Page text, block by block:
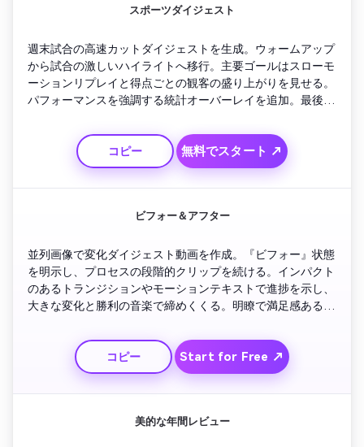
スポーツダイジェスト
週末試合の高速カットダイジェストを生成。ウォームアップ
から試合の激しいハイライトへ移行。主要ゴールはスローモ
ーションリプレイと得点ごとの観客の盛り上がりを見せる。
パフォーマンスを強調する統計オーバーレイを追加。最後は
コピー
無料でスタート ↗
ビフォー＆アフター
並列画像で変化ダイジェスト動画を作成。『ビフォー』状態
を明示し、プロセスの段階的クリップを続ける。インパクト
のあるトランジションやモーションテキストで進捗を示し、
大きな変化と勝利の音楽で締めくくる。明瞭で満足感ある映
コピー Start for Free ↗
美的な年間レビュー